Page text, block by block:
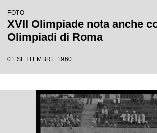
FOTO
XVII Olimpiade nota anche
Olimpiadi di Roma
01 SETTEMBRE 1960